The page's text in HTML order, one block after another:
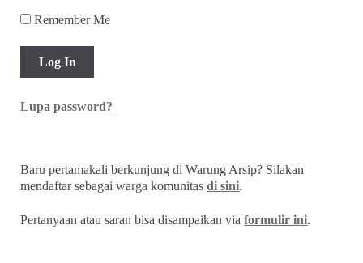
Remember Me
Lupa password?
Baru pertamakali berkunjung di Warung Arsip? Silakan
mendaftar sebagai warga komunitasdi sini.
Pertanyaan atau saran bisa disampaikan viaformulir ini.